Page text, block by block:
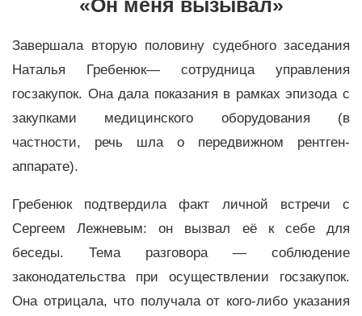
«Он меня вызывал»
Завершала вторую половину судебного заседания
Наталья Гребенюк— сотрудница управления
госзакупок. Она дала показания в рамках эпизода с
закупками медицинского оборудования (в
частности, речь шла о передвижном рентген-
аппарате).
Гребенюк подтвердила факт личной встречи с
Сергеем Лежневым: он вызвал её к себе для
беседы. Тема разговора — соблюдение
законодательства при осуществлении госзакупок.
Она отрицала, что получала от кого-либо указания